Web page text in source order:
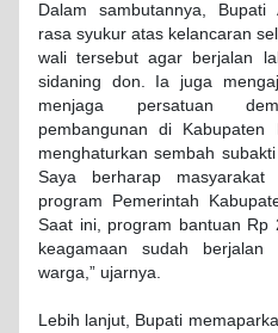
Dalam sambutannya, Bupati
rasa syukur atas kelancaran
wali tersebut agar berjalan
sidaning don. Ia juga
menjaga persatuan
pembangunan di Kabupaten
menghaturkan sembah
Saya berharap
program Pemerintah
Saat ini, program bantuan
keagamaan sudah berjalan
warga,” ujarnya.
Lebih lanjut, Bupati